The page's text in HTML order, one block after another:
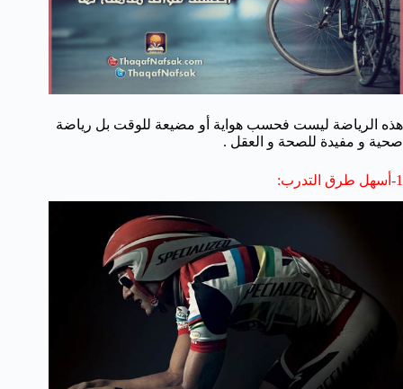
هذه الرياضة ليست فحسب هواية أو مضيعة للوقت بل رياضة
صحية و مفيدة للصحة و العقل .
1-أسهل طرق التدرب: